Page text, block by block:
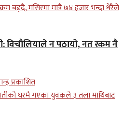
विचौलियाले न पठायो, नत रकम नै
प्रकाशित